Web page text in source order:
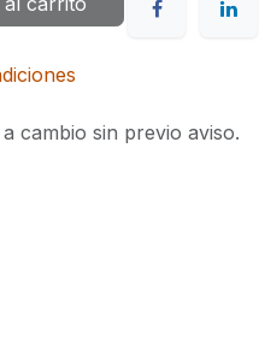
cambio sin previo aviso.